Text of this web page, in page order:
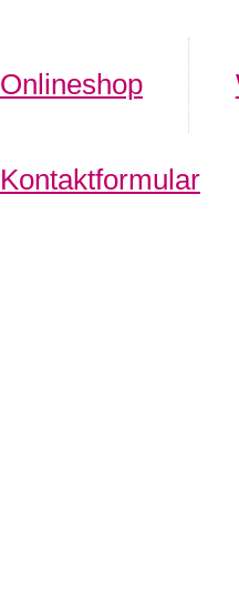
Onlineshop
Kontaktformular